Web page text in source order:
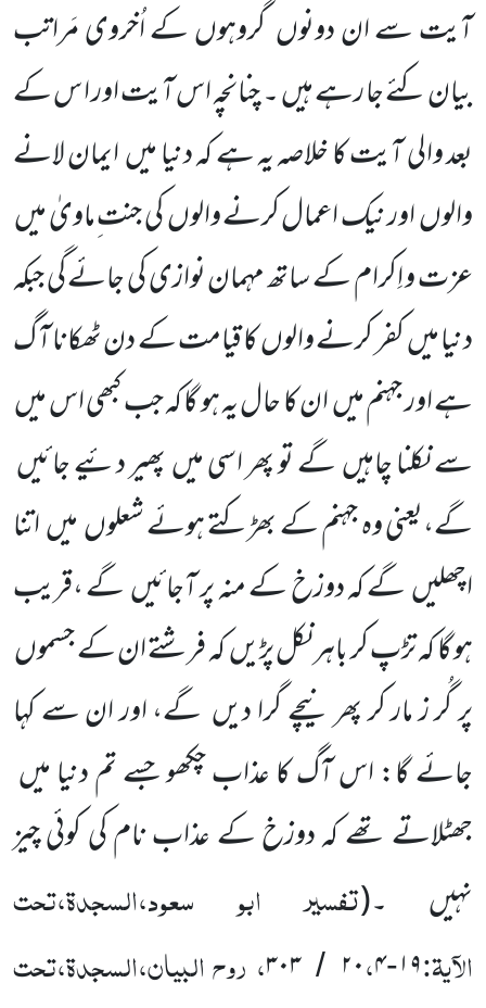
آیت سے ان دونوں گروہوں کے اُخروی مَراتب
بیان کئے جا رہے ہیں ۔ چنانچہ اس آیت اور ا س کے
بعد والی آیت کا خلاصہ یہ ہے کہ دنیا میں ایمان لانے
والوں اور نیک اعمال کرنے والوں کی جنت ِماویٰ میں
عزت و اِکرام کے ساتھ مہمان نوازی کی جائے گی جبکہ
دنیا میں کفر کرنے والوں کا قیامت کے دن ٹھکانا آ گ
ہے اور جہنم میں ان کا حال یہ ہو گا کہ جب کبھی اس میں
سے نکلنا چاہیں گے تو پھر اسی میں پھیر دئیے جائیں
گے،یعنی وہ جہنم کے بھڑکتے ہوئے شعلوں میں اتنا
اچھلیں گے کہ دوزخ کے منہ پر آجائیں گے ،قریب
ہو گا کہ تڑپ کر باہر نکل پڑیں کہ فرشتے ان کے جسموں
پر گُر ز مار کر پھر نیچے گرا دیں گے، اور ان سے کہا
جائے گا: اس آگ کا عذاب چکھو جسے تم دنیا میں
جھٹلاتے تھے کہ دوزخ کے عذاب نام کی کوئی چیز
نہیں ۔(تفسیر ابو سعود،السجدۃ،تحت
الآیۃ:۱۹- ۲۰،۴ /۳۰۳، روح البیان،السجدۃ،تحت